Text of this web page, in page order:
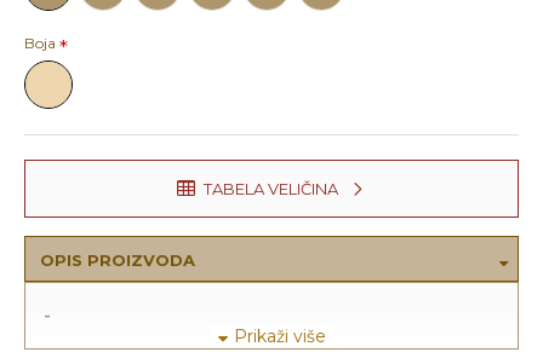
Boja
TABELA VELIČINA
OPIS PROIZVODA
-